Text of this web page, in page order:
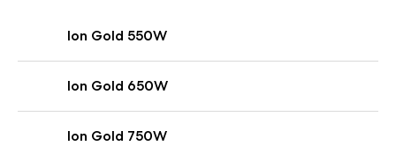
Ion Gold 550W
Ion Gold 650W
Ion Gold 750W